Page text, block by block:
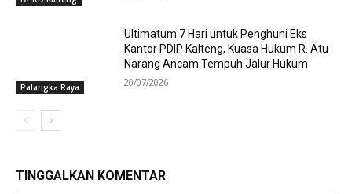
Palangka Raya
Ultimatum 7 Hari untuk Penghuni Eks
Kantor PDIP Kalteng, Kuasa Hukum R. Atu
Narang Ancam Tempuh Jalur Hukum
20/07/2026
TINGGALKAN KOMENTAR